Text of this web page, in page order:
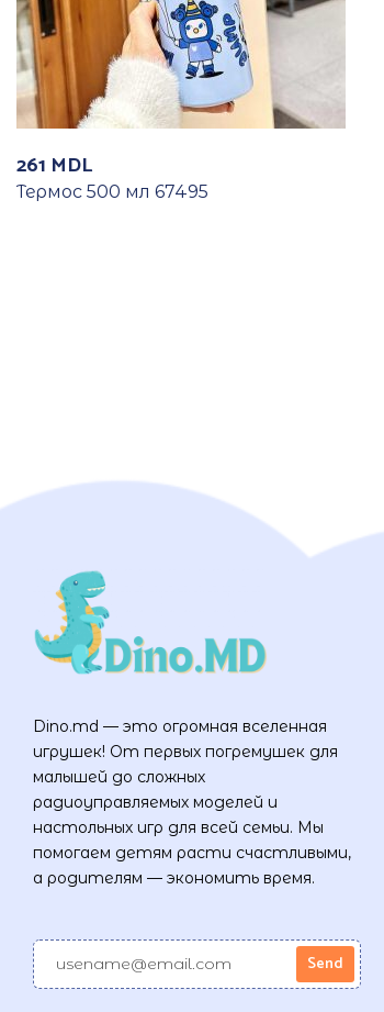
261 MDL
Термос 500 мл 67495
Dino.md — это огромная вселенная
игрушек! От первых погремушек для
малышей до сложных
радиоуправляемых моделей и
настольных игр для всей семьи. Мы
помогаем детям расти счастливыми,
а родителям — экономить время.